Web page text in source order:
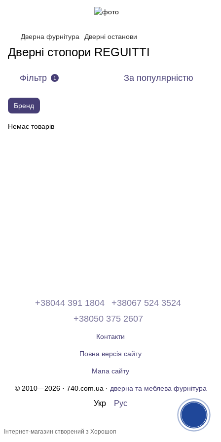
Дверна фурнітура Дверні останови
Дверні стопори REGUITTI
Фільтр 1 За популярністю
Бренд
Немає товарів
+38044 391 1804
+38067 524 3524
+38050 375 2607
Контакти
Повна версія сайту
Мапа сайту
© 2010—2026 · 740.com.ua · дверна та меблева фурнітура
Укр Рус
Інтернет-магазин створений з Хорошоп